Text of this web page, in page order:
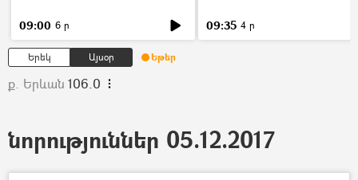
09:00 6 ր 09:35 4 ր
Երեկ Այսօր Եթեր
ք. Երևան 106.0
նորություններ 05.12.2017